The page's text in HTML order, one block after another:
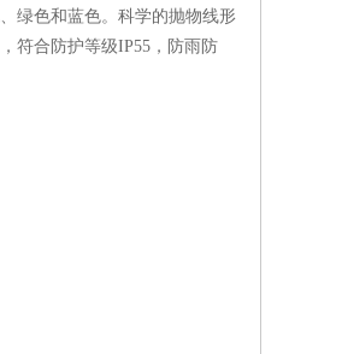
绿色和蓝色。科学的抛物线形
符合防护等级IP55，防雨防